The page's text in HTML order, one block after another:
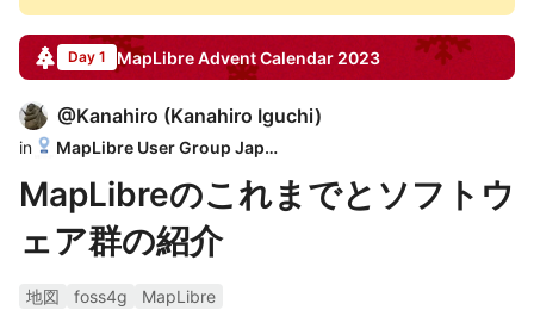
Day 1 MapLibreAdvent Calendar 2023
@Kanahiro (Kanahiro Iguchi)
in MapLibre User Group Japan
MapLibreのこれまでとソフトウ
ェア群の紹介
地図 foss4g
MapLibre